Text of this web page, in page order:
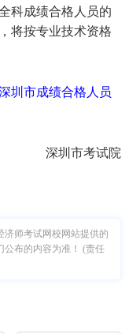
科成绩合格人员的
将按专业技术资格
圳市成绩合格人员
深圳市考试院
济师考试网校网站提供的
公布的内容为准！ (责任